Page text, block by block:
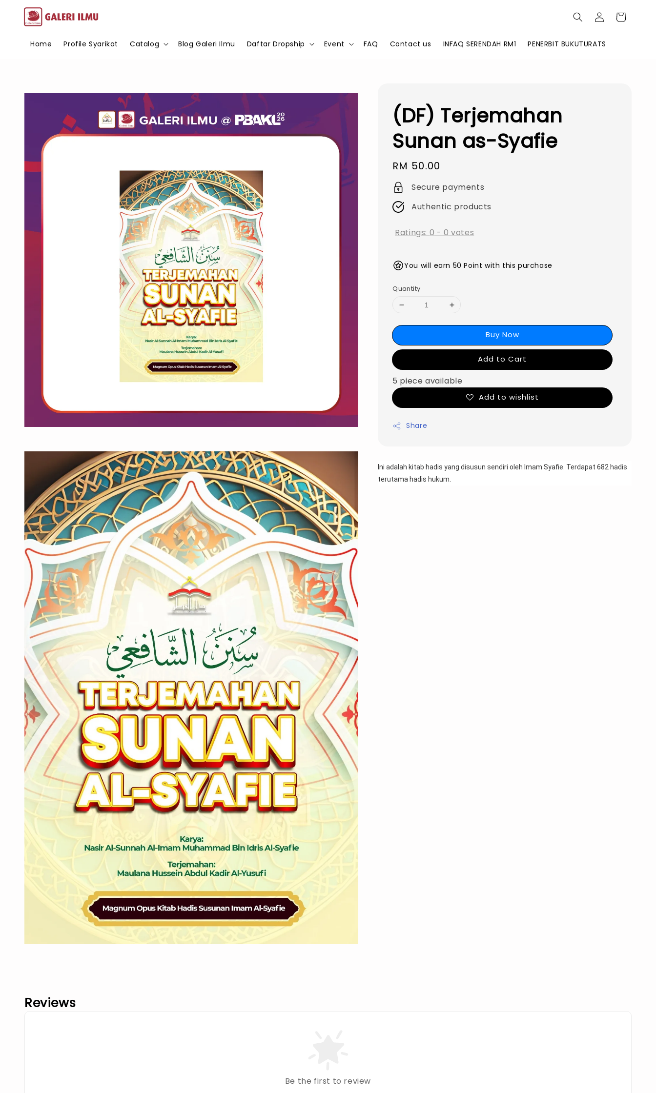
Home Profile Syarikat Catalog Blog Galeri Ilmu Daftar Dropship Event FAQ Contact us INFAQ SERENDAH RM1 PENERBIT BUKUTURATS
(DF) Terjemahan
Sunan as-Syafie
Regular
price
RM 50.00
Secure payments
Authentic products
Ratings: 0 -0 votes
You will earn 50 Point with this purchase
Quantity
Buy Now
Add to Cart
5 piece available
Add to wishlist
Share
Ini adalah kitab hadis yang disusun sendiri oleh Imam Syafie. Terdapat 682 hadis
terutama hadis hukum.
Reviews
Be the first to review